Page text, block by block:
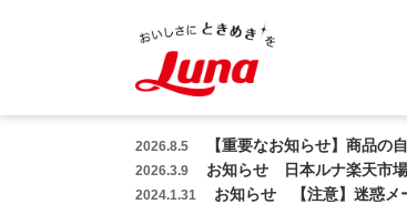
2026.8.5 【重要なお知らせ】商品の
2026.3.9 お知らせ 日本ルナ楽天市
2024.1.31 お知らせ 【注意】迷惑メ